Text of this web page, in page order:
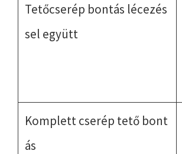
Tetőcserép bontás lécezés
sel együtt
Komplett cserép tető bont
ás